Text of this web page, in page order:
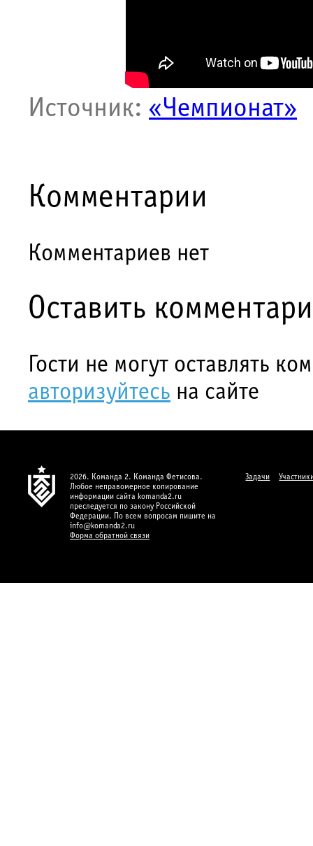
Источник: «Чемпионат»
Комментарии
Комментариев нет
Оставить
Гости не могут оставлять
авторизуйтесь на сайте
2026. Команда 2. Команда Фетисова.
Любое неправомерное копирование
информации сайта komanda2.ru
преследуется по закону Российской
Федерации. По всем вопросам пишите на
info@komanda2.ru
Форма обратной связи
Задачи